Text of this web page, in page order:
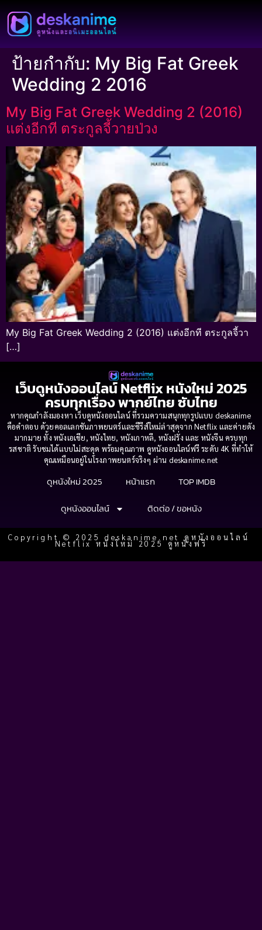
ป้ายกำกับ: My Big Fat Greek
Wedding 2 2016
My Big Fat Greek Wedding 2 (2016)
แต่งอีกที ตระกูลจี้วายป่วง
My Big Fat Greek Wedding 2 (2016) แต่งอีกที ตระกูลจี้วา
[…]
เว็บดูหนังออนไลน์ Netflix หนังใหม่ 2025
ครบทุกเรื่อง พากย์ไทย ซับไทย
หากคุณกำลังมองหา เว็บดูหนังออนไลน์ ที่รวมความสนุกทุกรูปแบบ deskanime
คือคำตอบ ด้วยคอลเลกชันภาพยนตร์และซีรีส์ใหม่ล่าสุดจาก Netflix และค่ายดัง
มากมาย ทั้ง หนังเอเชีย, หนังไทย, หนังเกาหลี, หนังฝรั่ง และ หนังจีน ครบทุก
รสชาติ รับชมได้แบบไม่สะดุด พร้อมคุณภาพ ดูหนังออนไลน์ฟรี ระดับ 4K ที่ทำให้
คุณเหมือนอยู่ในโรงภาพยนตร์จริงๆ ผ่าน deskanime.net
ดูหนังใหม่ 2025 หน้าแรก
TOP IMDB
ดูหนังออนไลน์
ติดต่อ / ขอหนัง
Copyright © 2025 deskanime.net ดูหนังออนไลน์
Netflix หนังใหม่ 2025 ดูหนังฟรี